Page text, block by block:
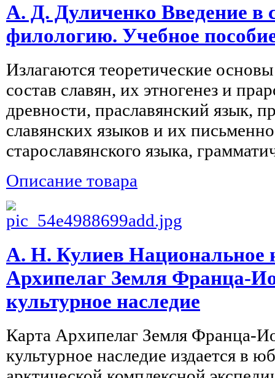
А. Д. Дуличенко Введение в
филологию. Учебное
Излагаются теоретические
состав славян, их этногенез и
древности, праславянский язык,
славянских языков и их
старославянского языка,
Описание товара
А. Н. Кулиев Национальное
Архипелаг Земля Франца-
культурное наследие
Карта Архипелаг Земля Франца-
культурное наследие издается в